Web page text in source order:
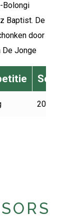
Bolongi
Baptist. De
door
De Jonge
Seizoen
2022-2023